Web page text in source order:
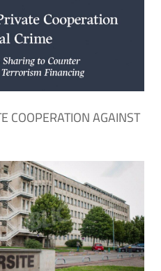
COOPERATION AGAINST